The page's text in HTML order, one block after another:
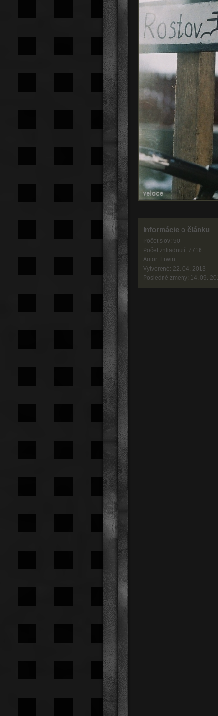
Informácie o článku
Počet slov: 90
Počet zhliadnutí: 7716
Autor: Erwin
Vytvorené: 22. 04. 2013
Posledné zmeny: 14. 09.